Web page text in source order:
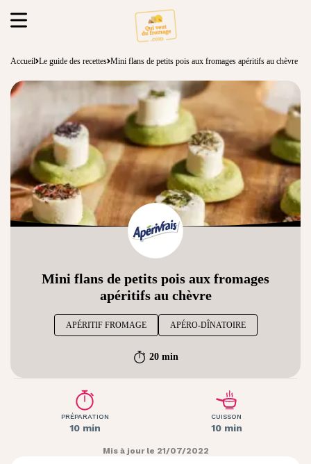
Accueil Le guide des recettes Mini flans de petits pois aux fromages apéritifs au chèvre
Mini flans de petits pois aux fromages
apéritifs au chèvre
APÉRITIF FROMAGE APÉRO-DÎNATOIRE
20 min
PRÉPARATION
10 min
CUISSON
10 min
Mis à jour le 21/07/2022